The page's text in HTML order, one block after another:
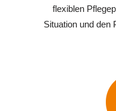
flexiblen
Situation und den